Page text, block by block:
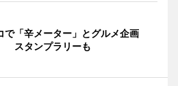
で「辛メーター」とグルメ企画
スタンプラリーも